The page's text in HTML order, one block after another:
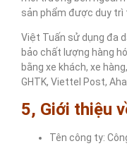
sản phẩm được duy trì
Việt Tuấn sử dụng đa
bảo chất lượng hàng
bằng xe khách, xe
GHTK, Viettel Post,
5, Giới thiệu
Tên công ty: